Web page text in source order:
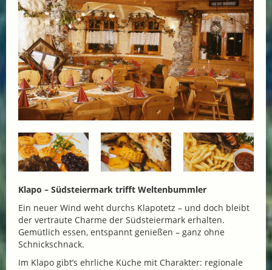
Klapo – Südsteiermark trifft Weltenbummler
Ein neuer Wind weht durchs Klapotetz – und doch bleibt
der vertraute Charme der Südsteiermark erhalten.
Gemütlich essen, entspannt genießen – ganz ohne
Schnickschnack.
Im Klapo gibt’s ehrliche Küche mit Charakter: regionale